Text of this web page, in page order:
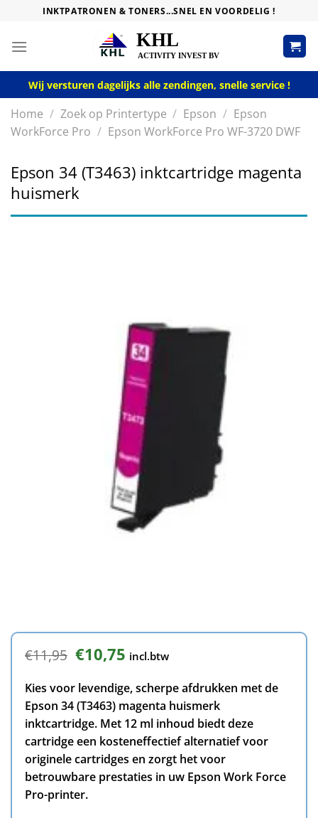
content
INKTPATRONEN & TONERS...SNEL EN VOORDELIG !
Wij versturen dagelijks alle zendingen, snelle service !
Home / Zoek op Printertype / Epson / Epson
WorkForce Pro / Epson WorkForce Pro WF-3720 DWF
Epson 34 (T3463) inktcartridge magenta
huismerk
€11,95 Oorspronkelijke
prijs
was:
€11,95.
€10,75Huidige
prijs
€10,75.
incl.btw
Kies voor levendige, scherpe afdrukken met de
Epson 34 (T3463) magenta huismerk
inktcartridge. Met 12 ml inhoud biedt deze
cartridge een kosteneffectief alternatief voor
originele cartridges en zorgt het voor
betrouwbare prestaties in uw Epson Work Force
Pro-printer.